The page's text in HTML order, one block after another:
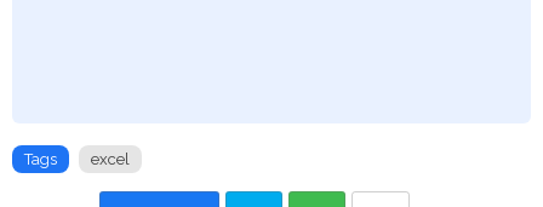
Tags excel